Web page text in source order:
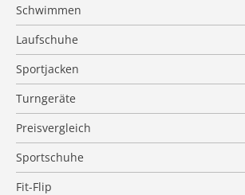
Schwimmen
Laufschuhe
Sportjacken
Turngeräte
Preisvergleich
Sportschuhe
Fit-Flip